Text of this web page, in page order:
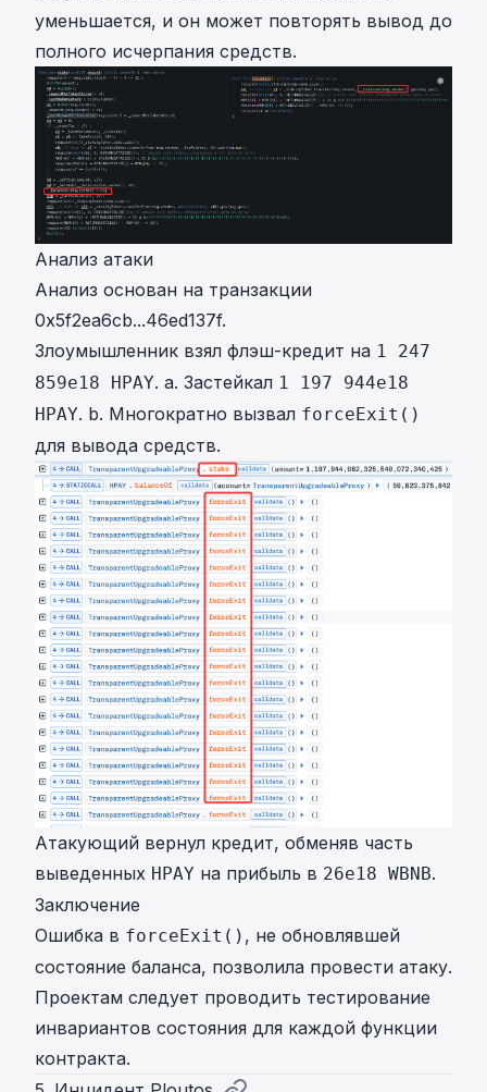
уменьшается, и он может повторять вывод до
полного исчерпания средств.
Анализ атаки
Анализ основан на транзакции
0x5f2ea6cb...46ed137f.
Злоумышленник взял флэш-кредит на 1 247
859e18 HPAY. a. Застейкал 1 197 944e18
HPAY. b. Многократно вызвал forceExit()
для вывода средств.
Атакующий вернул кредит, обменяв часть
выведенных HPAY на прибыль в 26e18 WBNB.
Заключение
Ошибка в forceExit() , не обновлявшей
состояние баланса, позволила провести атаку.
Проектам следует проводить тестирование
инвариантов состояния для каждой функции
контракта.